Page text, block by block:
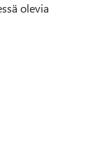
olevia